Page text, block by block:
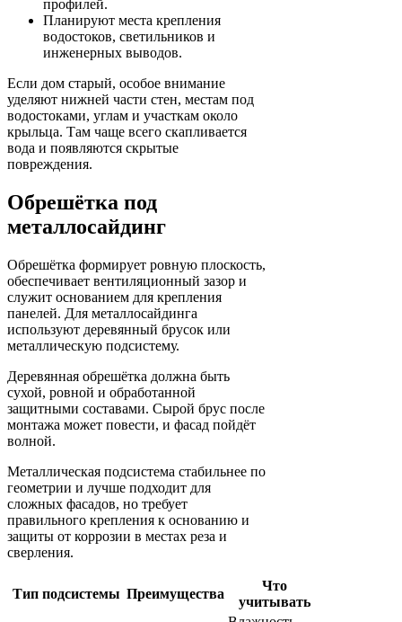
профилей.
Планируют места крепления
водостоков, светильников и
инженерных выводов.
Если дом старый, особое внимание
уделяют нижней части стен, местам под
водостоками, углам и участкам около
крыльца. Там чаще всего скапливается
вода и появляются скрытые
повреждения.
Обрешётка под
металлосайдинг
Обрешётка формирует ровную плоскость,
обеспечивает вентиляционный зазор и
служит основанием для крепления
панелей. Для металлосайдинга
используют деревянный брусок или
металлическую подсистему.
Деревянная обрешётка должна быть
сухой, ровной и обработанной
защитными составами. Сырой брус после
монтажа может повести, и фасад пойдёт
волной.
Металлическая подсистема стабильнее по
геометрии и лучше подходит для
сложных фасадов, но требует
правильного крепления к основанию и
защиты от коррозии в местах реза и
сверления.
Тип подсистемы Преимущества
Что
учитывать